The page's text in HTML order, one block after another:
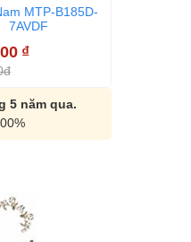
MTP-B185D-
7AVDF
₫
5 năm qua.